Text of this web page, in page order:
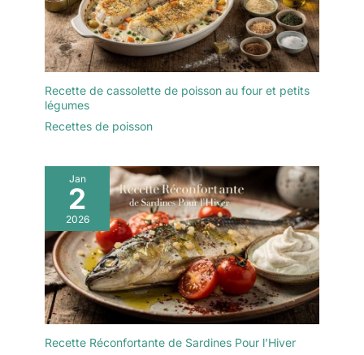
Recette de cassolette de poisson au four et petits
légumes
Recettes de poisson
Jan
2
2026
Recette Réconfortante de Sardines Pour l’Hiver